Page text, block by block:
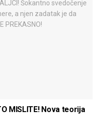
MISLITE! Nova teorija